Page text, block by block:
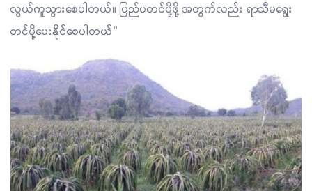
လွယ်ကူသွားစေပါတယ်။ ပြည်ပတင်ပို့ဖို့ အတွက်လည်း ရာသီမရွေး
တင်ပို့ပေးနိုင်စေပါတယ်"